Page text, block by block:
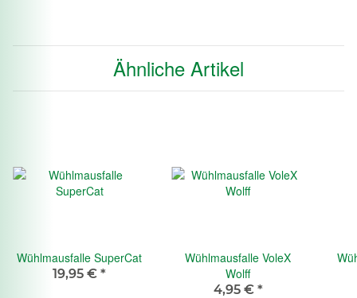
Ähnliche Artikel
Wühlmausfalle SuperCat
19,95 € *
Wühlmausfalle VoleX
Wolff
4,95 € *